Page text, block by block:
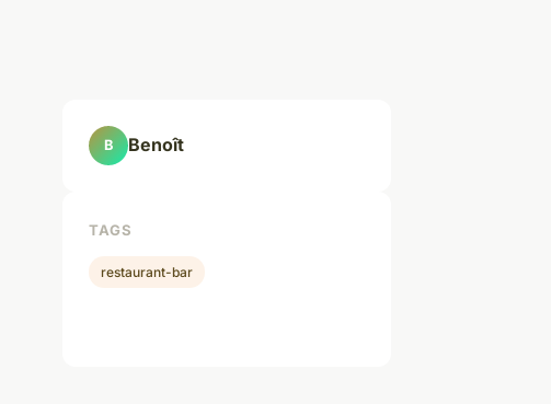
B Benoît
TAGS
restaurant-bar